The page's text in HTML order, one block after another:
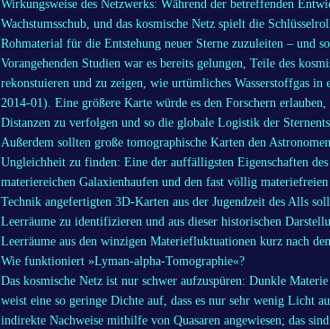
Wirkungsweise des Netzwerks: Während der betreffenden
Wachstumsschub, und das kosmische Netz spielt die
Rohmaterial für die Entstehung neuer Sterne zuzuleiten – und
Vorangehenden Studien war es bereits gelungen, Teile des
rekonstuieren und zu zeigen, wie urtümliches Wasserstoffgas
2014-01). Eine größere Karte würde es den Forschern
Distanzen zu verfolgen und so die globale Logistik der
Außerdem sollten große tomographische Karten den
Ungleichheit zu finden: Eine der auffälligsten Eigenschaften
materiereichen Galaxienhaufen und den fast völlig
Technik angefertigten 3D-Karten aus der Jugendzeit des Alls
Leerräume zu identifizieren und aus dieser historischen
Leerräume aus den winzigen Materiefluktuationen kurz nach
Wie funktioniert »Lyman-alpha-Tomographie«?
Das kosmische Netz ist nur schwer aufzuspüren: Dunkle
weist eine so geringe Dichte auf, dass es nur sehr wenig Licht
indirekte Nachweise mithilfe von Quasaren angewiesen; das